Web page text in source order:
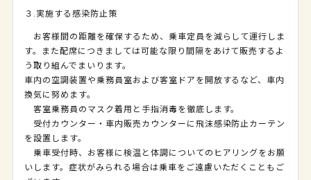
３.実施する感染防止策
お客様間の距離を確保するため、乗車定員を減らして運行しま
す。また配席につきましては可能な限り間隔をあけて販売するよ
う取り組んでまいります。
車内の空調装置や乗務員室および客室ドアを開放するなど、車内
換気に努めます。
客室乗務員のマスク着用と手指消毒を徹底します。
受付カウンター・車内販売カウンターに飛沫感染防止カーテン
を設置します。
乗車受付時、お客様に検温と体調についてのヒアリングをお願
いします。症状がみられる場合は乗車をご遠慮いただくこともご